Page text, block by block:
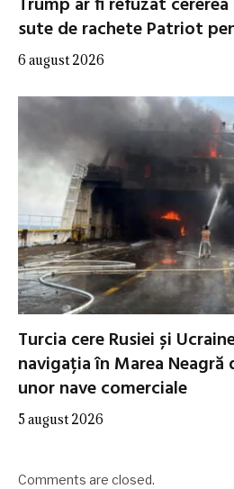
sute de rachete Patriot
6 august 2026
Turcia cere Rusiei și
navigația în Marea Neagră
unor nave comerciale
5 august 2026
Comments are closed.